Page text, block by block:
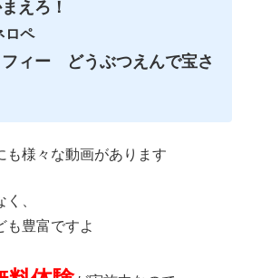
えろ！
ロペ
フィー どうぶつえんで宝さ
も様々な動画があります
、
も豊富ですよ